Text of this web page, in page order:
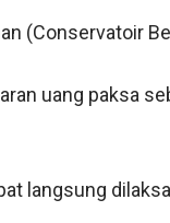
(Conservatoir
uang paksa
langsung